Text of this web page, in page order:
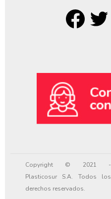
Copyright © 2021 -
Plasticosur S.A. Todos los
derechos reservados.